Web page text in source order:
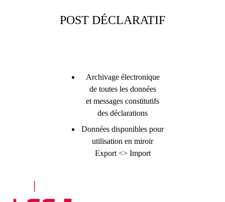
POST DÉCLARATIF
Archivage électronique
de toutes les données
et messages constitutifs
des déclarations
Données disponibles pour
utilisation en miroir
Export <> Import